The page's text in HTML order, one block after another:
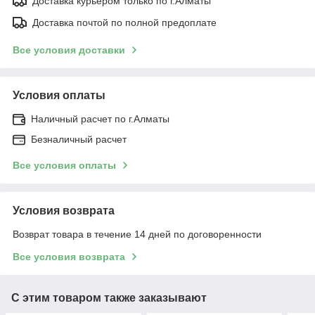
Доставка почтой по полной предоплате
Все условия доставки
Условия оплаты
Наличный расчет по г.Алматы
Безналичный расчет
Все условия оплаты
Условия возврата
Возврат товара в течение 14 дней по договоренности
Все условия возврата
С этим товаром также заказывают